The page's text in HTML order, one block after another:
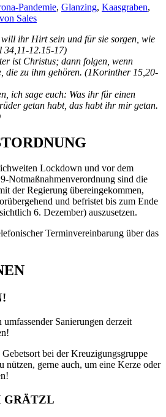
Pandemie, Glanzing, Kaasgraben,
Sales
ihr Hirt sein und für sie sorgen, wie
34,11-12.15-17)
Christus; dann folgen, wenn
die zu ihm gehören. (1Korinther 15,20-
ich sage euch: Was ihr für einen
getan habt, das habt ihr mir getan.
Lockdown und vor dem
Notmaßnahmenverordnung sind die
der Regierung übereingekommen,
und befristet bis zum Ende
6. Dezember) auszusetzen.
Terminvereinbarung über das
Sanierungen derzeit
bei der Kreuzigungsgruppe
nützen, gerne auch, um eine Kerze oder
GRÄTZL